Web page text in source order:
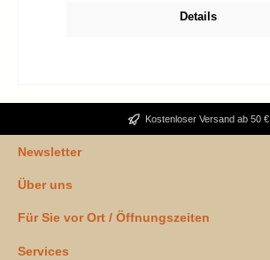
Details
Kostenloser Versand ab 50 €
Newsletter
Über uns
Für Sie vor Ort / Öffnungszeiten
Services